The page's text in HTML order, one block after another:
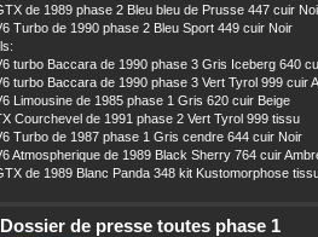
de 1989 phase 2 Bleu bleu de Prusse 447 cuir
Turbo de 1990 phase 2 Bleu Sport 449 cuir Noir
turbo Baccara de 1990 phase 3 Gris Iceberg 640
turbo Baccara de 1990 phase 3 Vert Tyrol 999 cuir
Limousine de 1985 phase 1 Gris 620 cuir Beige
Courchevel de 1991 phase 2 Vert Tyrol 999 tissu
Turbo de 1987 phase 1 Gris cendre 644 cuir Noir
Atmospherique de 1989 Black Sherry 764 cuir
de 1989 Blanc Panda 348 kit Kustomorphose
de presse toutes phase 1